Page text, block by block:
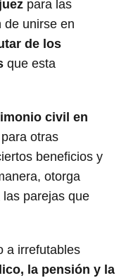
para las
de unirse en
de los
que esta
civil en
para otras
beneficios y
otorga
parejas que
a irrefutables
la pensión y la